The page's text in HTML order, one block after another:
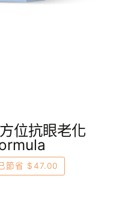
位抗眼老化
節省 $47.00